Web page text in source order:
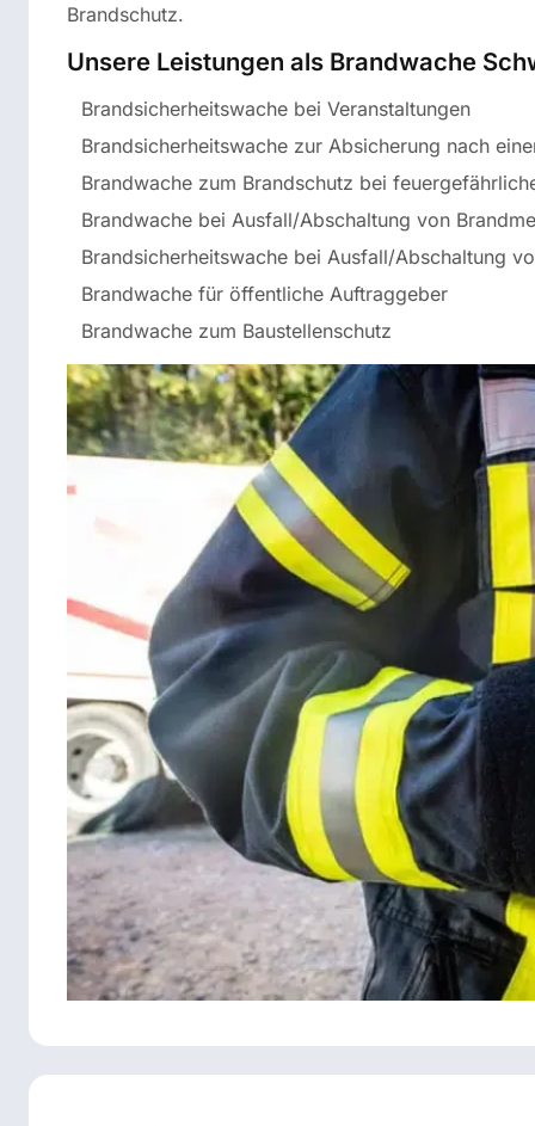
Brandschutz.
Unsere Leistungen als Brandwache
Brandsicherheitswache bei Veranstaltungen
Brandsicherheitswache zur Absicherung nach
Brandwache zum Brandschutz bei
Brandwache bei Ausfall/Abschaltung von
Brandsicherheitswache bei Ausfall/Abschaltung
Brandwache für öffentliche Auftraggeber
Brandwache zum Baustellenschutz